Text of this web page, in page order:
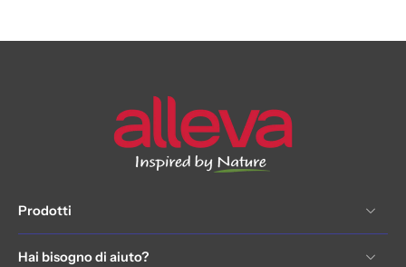
Prodotti
Hai bisogno di aiuto?